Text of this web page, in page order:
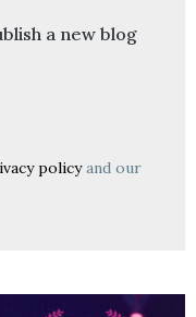
a new blog
policyand our